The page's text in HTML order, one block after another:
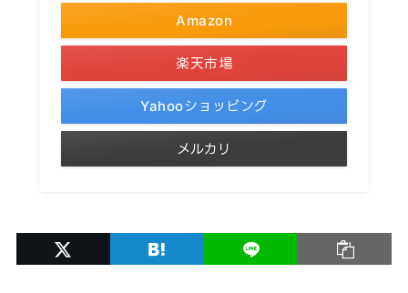
Amazon
楽天市場
Yahooショッピング
メルカリ